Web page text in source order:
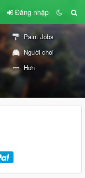
Đăng nhập
Paint Jobs
Người chơi
Hơn